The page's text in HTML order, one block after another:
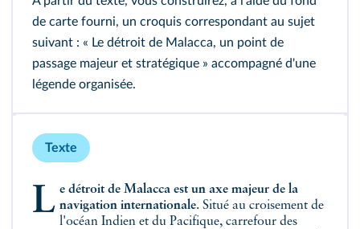
de carte fourni, un croquis correspondant au sujet
suivant : « Le détroit de Malacca, un point de
passage majeur et stratégique » accompagné d'une
légende organisée.
Texte
Le détroit de Malacca est un axe majeur de la navigation internationale. Situé au croisement de
l'océan Indien et du Pacifique, carrefour des